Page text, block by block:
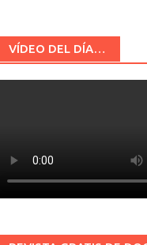
VÍDEO DEL DÍA…